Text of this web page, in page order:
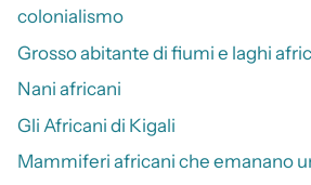
colonialismo
Grosso abitante di fiumi e laghi
Nani africani
Gli Africani di Kigali
Mammiferi africani che emanano